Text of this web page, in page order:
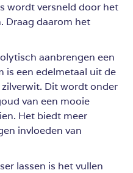
wordt versneld door het
Draag daarom het
aanbrengen een
is een edelmetaal uit de
Dit wordt onder
van een mooie
Het biedt meer
invloeden van
lassen is het vullen